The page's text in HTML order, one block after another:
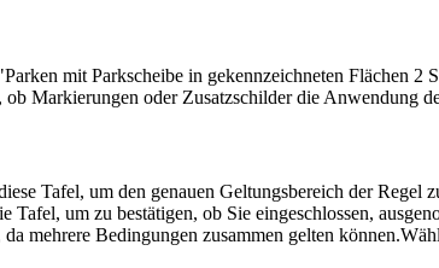
mit Parkscheibe in gekennzeichneten Flächen
Markierungen oder Zusatzschilder die Anwendung
Tafel, um den genauen Geltungsbereich der Regel
Tafel, um zu bestätigen, ob Sie eingeschlossen,
mehrere Bedingungen zusammen gelten können.